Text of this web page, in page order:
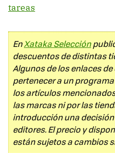
tareas
EnXataka Selección
descuentos de distintas
Algunos de los enlaces
pertenecer a un
los artículos
las marcas ni por las
introducción una
editores. El precio y
están sujetos a cambios